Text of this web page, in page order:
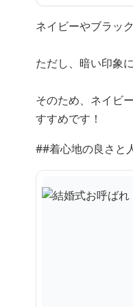
ネイビーやブラッ
ただし、暗い印象
そのため、ネイビ
すすめです！
##着心地の良さと